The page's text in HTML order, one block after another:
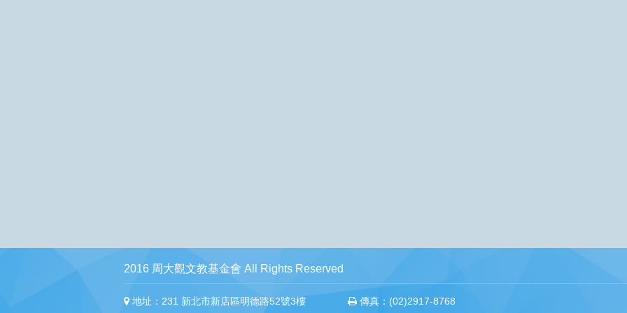
2016 周大觀文教基金會 All Rights Reserved
地址：231 新北市新店區明德路52號3樓 傳真：(02)2917-8768